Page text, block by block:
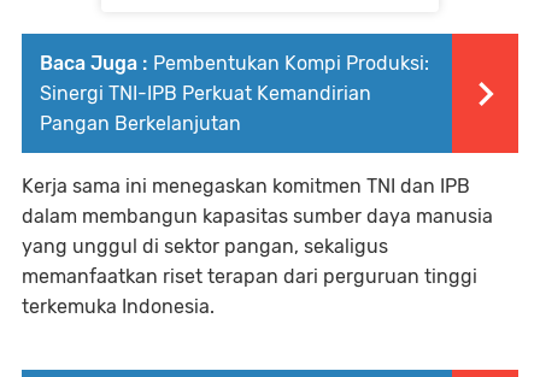
Baca Juga : Pembentukan Kompi Produksi:
Sinergi TNI-IPB Perkuat Kemandirian
Pangan Berkelanjutan
Kerja sama ini menegaskan komitmen TNI dan IPB
dalam membangun kapasitas sumber daya manusia
yang unggul di sektor pangan, sekaligus
memanfaatkan riset terapan dari perguruan tinggi
terkemuka Indonesia.